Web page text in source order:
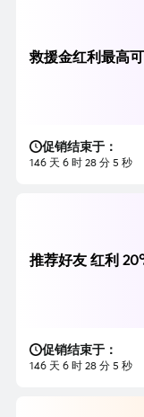
救援金红利最高
促销结束于：
146 天 6 时 28 分 3 秒
推荐好友 红利
促销结束于：
146 天 6 时 28 分 3 秒